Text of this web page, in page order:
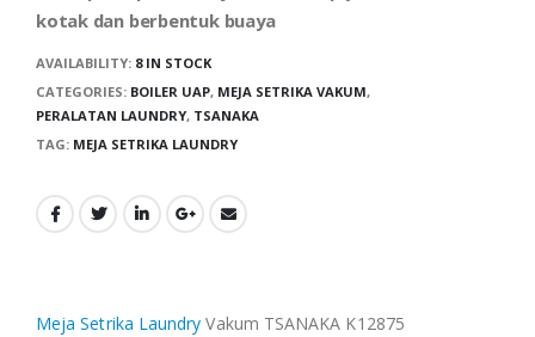
kotak dan berbentuk buaya
AVAILABILITY: 8 IN STOCK
CATEGORIES: BOILER UAP, MEJA SETRIKA VAKUM,
PERALATAN LAUNDRY, TSANAKA
TAG: MEJA SETRIKA LAUNDRY
Meja Setrika Laundry Vakum TSANAKA K12875